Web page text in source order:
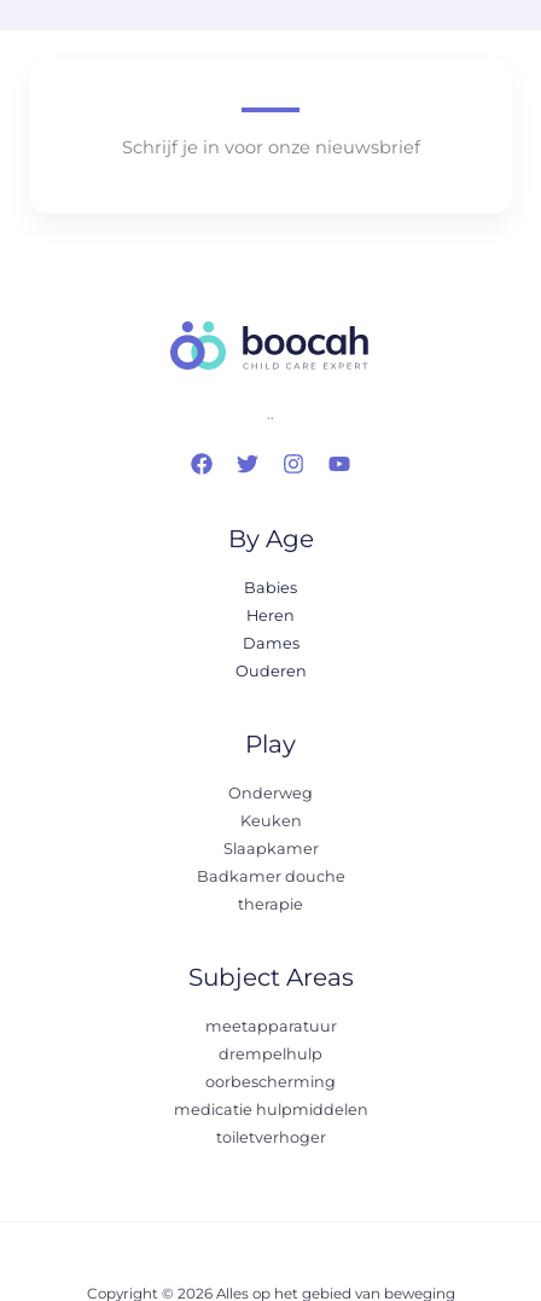
Schrijf je in voor onze nieuwsbrief
..
By Age
Babies
Heren
Dames
Ouderen
Play
Onderweg
Keuken
Slaapkamer
Badkamer douche
therapie
Subject Areas
meetapparatuur
drempelhulp
oorbescherming
medicatie hulpmiddelen
toiletverhoger
Copyright © 2026 Alles op het gebied van beweging